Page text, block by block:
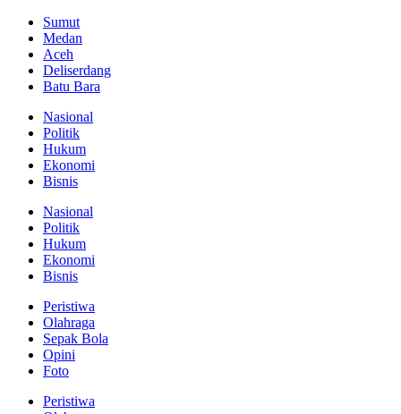
Sumut
Medan
Aceh
Deliserdang
Batu Bara
Nasional
Politik
Hukum
Ekonomi
Bisnis
Nasional
Politik
Hukum
Ekonomi
Bisnis
Peristiwa
Olahraga
Sepak Bola
Opini
Foto
Peristiwa